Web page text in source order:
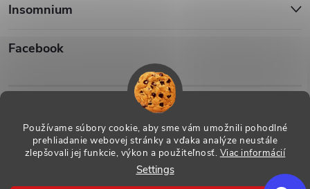
Používame súbory cookie, aby sme vám umožnili pohodlné
prehliadanie webovej stránky a vďaka analýze neustále
zlepšovali jej funkcie, výkon a použiteľnosť. Viac informácií
Settings
Insomnium
Facebook
Iso1
ESHOP - Insomnium, s.r.o.